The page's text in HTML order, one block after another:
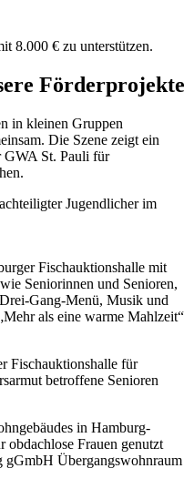
8.000 € zu unterstützen.
Förderprojekte
Jugendlicher im
Fischauktionshalle für
betroffene Senioren